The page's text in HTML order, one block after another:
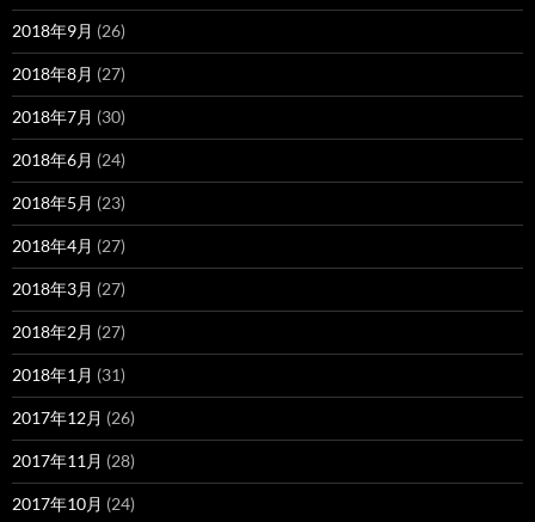
2018年9月 (26)
2018年8月 (27)
2018年7月 (30)
2018年6月 (24)
2018年5月 (23)
2018年4月 (27)
2018年3月 (27)
2018年2月 (27)
2018年1月 (31)
2017年12月 (26)
2017年11月 (28)
2017年10月 (24)